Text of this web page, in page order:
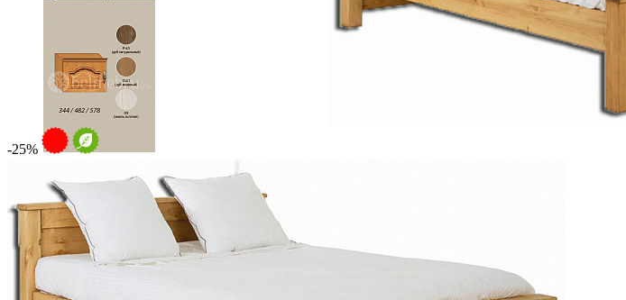
15 492 ₽
В корзину
Спальня
Деревянные кровати с подъемным механизмом
-25%